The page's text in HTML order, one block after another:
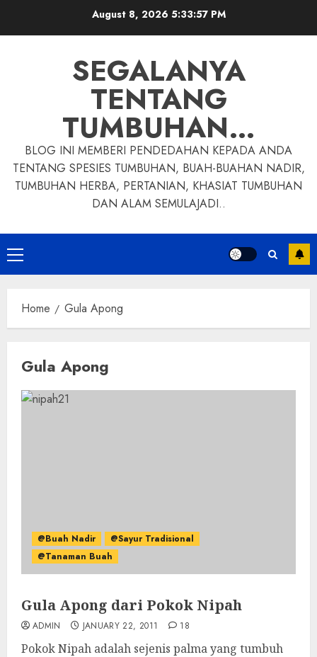
August 8, 2026 5:33:58 PM
SEGALANYA
TENTANG
TUMBUHAN…
BLOG INI MEMBERI PENDEDAHAN KEPADA ANDA
TENTANG SPESIES TUMBUHAN, BUAH-BUAHAN NADIR,
TUMBUHAN HERBA, PERTANIAN, KHASIAT TUMBUHAN
DAN ALAM SEMULAJADI..
Primary
Menu
Home Gula Apong
Gula Apong
@Buah Nadir
@Sayur Tradisional
@Tanaman Buah
Gula Apong dari Pokok Nipah
ADMIN JANUARY 22, 2011 18
Pokok Nipah adalah sejenis palma yang tumbuh